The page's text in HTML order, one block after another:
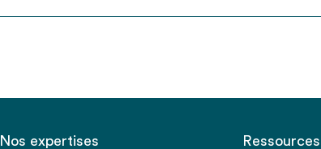
Nos expertises Ressources